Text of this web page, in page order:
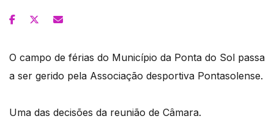
O campo de férias do Município da Ponta do Sol passa
a ser gerido pela Associação desportiva Pontasolense.
Uma das decisões da reunião de Câmara.